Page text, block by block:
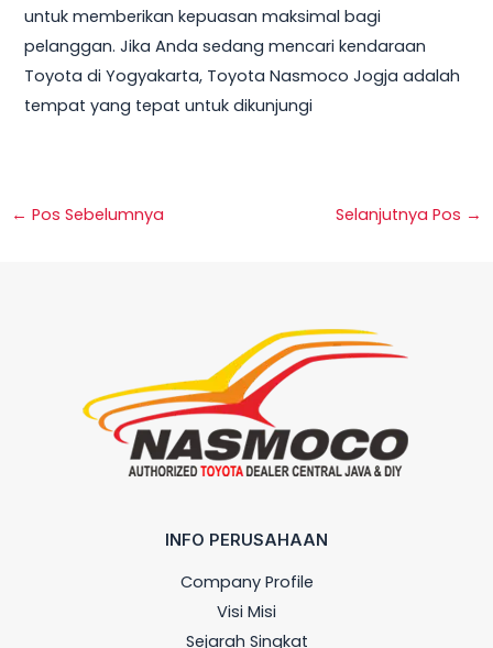
untuk memberikan kepuasan maksimal bagi
pelanggan. Jika Anda sedang mencari kendaraan
Toyota di Yogyakarta, Toyota Nasmoco Jogja adalah
tempat yang tepat untuk dikunjungi
← Pos Sebelumnya Selanjutnya Pos →
INFO PERUSAHAAN
Company Profile
Visi Misi
Sejarah Singkat